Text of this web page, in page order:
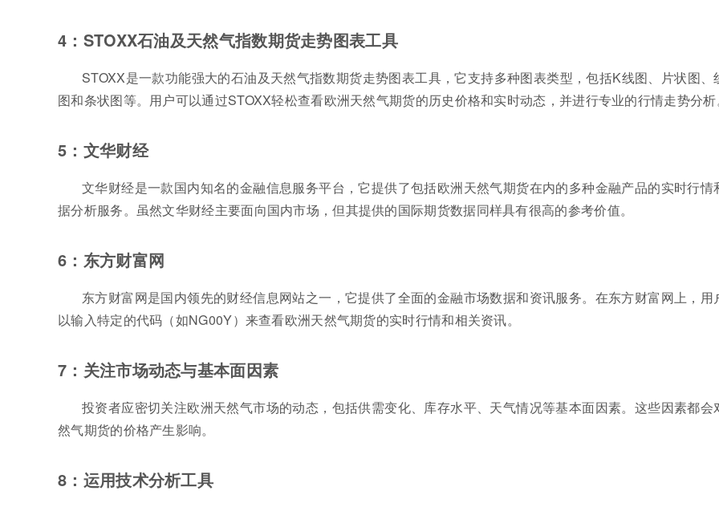
4：STOXX石油及天然气指数期货走势图表工具
STOXX是一款功能强大的石油及天然气指数期货走势图表工具，它支持多种图表类型，包括K线图、片状图、
图和条状图等。用户可以通过STOXX轻松查看欧洲天然气期货的历史价格和实时动态，并进行专业的行情走势分析
5：文华财经
文华财经是一款国内知名的金融信息服务平台，它提供了包括欧洲天然气期货在内的多种金融产品的实时行情
据分析服务。虽然文华财经主要面向国内市场，但其提供的国际期货数据同样具有很高的参考价值。
6：东方财富网
东方财富网是国内领先的财经信息网站之一，它提供了全面的金融市场数据和资讯服务。在东方财富网上，用
以输入特定的代码（如NG00Y）来查看欧洲天然气期货的实时行情和相关资讯。
7：关注市场动态与基本面因素
投资者应密切关注欧洲天然气市场的动态，包括供需变化、库存水平、天气情况等基本面因素。这些因素都会
然气期货的价格产生影响。
8：运用技术分析工具